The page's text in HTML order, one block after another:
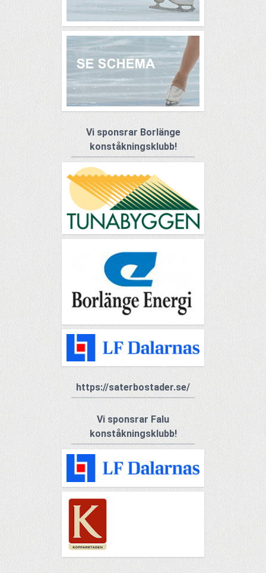
Vi sponsrar Borlänge
konståkningsklubb!
https://saterbostader.se/
Vi sponsrar Falu
konståkningsklubb!